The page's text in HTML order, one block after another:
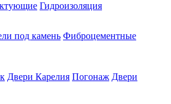
Гидроизоляция
под камень Фиброцементные
Двери Карелия Погонаж Двери